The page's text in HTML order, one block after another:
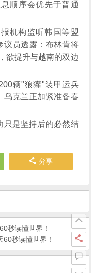
顺序会优先于普通
机构监听韩国等盟
议员透露：布林肯将
欲提升与越南的双边
辆"狼獾"装甲运兵
乌克兰正加紧准备春
只是坚持后的必然结
分享
秒读懂世界！
秒读懂世界！